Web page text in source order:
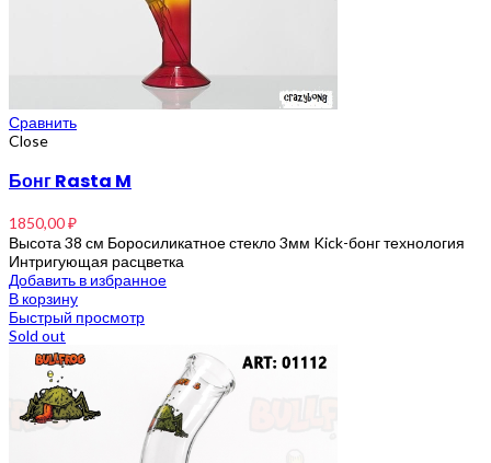
Сравнить
Close
Бонг Rasta M
1850,00₽
Высота 38 см Боросиликатное стекло 3мм Kick-бонг технология
Интригующая расцветка
Добавить в избранное
В корзину
Быстрый просмотр
Sold out